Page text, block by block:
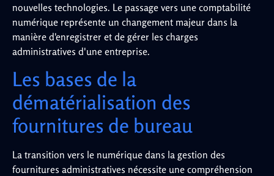
nouvelles technologies. Le passage vers une comptabilité
numérique représente un changement majeur dans la
manière d'enregistrer et de gérer les charges
administratives d'une entreprise.
Les bases de la
dématérialisation des
fournitures de bureau
La transition vers le numérique dans la gestion des
fournitures administratives nécessite une compréhension